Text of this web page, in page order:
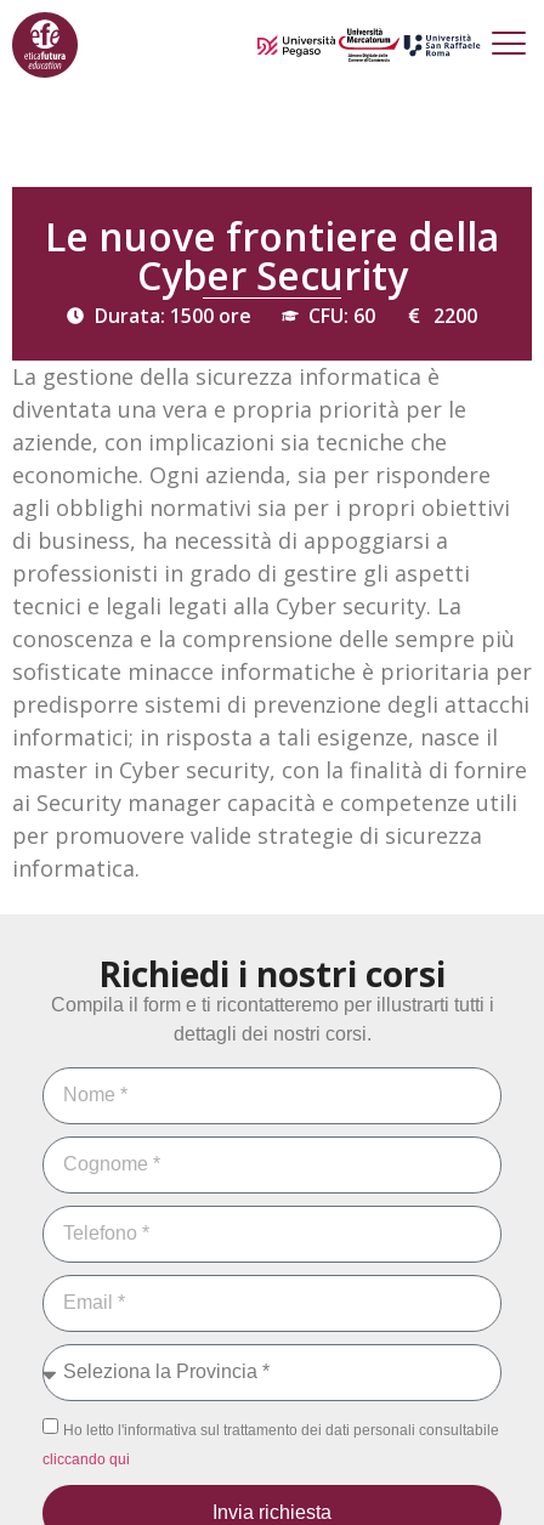
Le nuove frontiere della
Cyber Security
Durata: 1500 ore CFU: 60 2200
La gestione della sicurezza informatica è
diventata una vera e propria priorità per le
aziende, con implicazioni sia tecniche che
economiche. Ogni azienda, sia per rispondere
agli obblighi normativi sia per i propri obiettivi
di business, ha necessità di appoggiarsi a
professionisti in grado di gestire gli aspetti
tecnici e legali legati alla Cyber security. La
conoscenza e la comprensione delle sempre più
sofisticate minacce informatiche è prioritaria per
predisporre sistemi di prevenzione degli attacchi
informatici; in risposta a tali esigenze, nasce il
master in Cyber security, con la finalità di fornire
ai Security manager capacità e competenze utili
per promuovere valide strategie di sicurezza
informatica.
Richiedi i nostri corsi
Compila il form e ti ricontatteremo per illustrarti tutti i
dettagli dei nostri corsi.
Ho letto l'informativa sul trattamento dei dati personali consultabile
cliccando qui
Invia richiesta